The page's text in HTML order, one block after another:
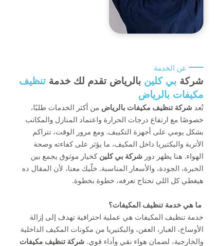
عن الخدمة
شركة بي كلين بالرياض تقدم لك خدمة تنظيف
مكيفات بالرياض
تُعد شركة تنظيف مكيفات بالرياض من أكثر الخدمات طلبًا،
خصوصًا مع ارتفاع درجات الحرارة واعتماد المنازل والمكاتب
بشكل يومي على أجهزة التكييف. ومع مرور الوقت، تتراكم
الأتربة والبكتيريا داخل المكيف، ما يؤثر على كفاءته وصحة
الهواء. هنا يظهر دور شركة بي كلين كخيار موثوق يجمع بين
الخبرة، الجودة، والأسعار المناسبة. خلّيك معنا، لأن المقال ده
هيغطي كل اللي تحتاج تعرفه، خطوة بخطوة.
ما هي خدمة تنظيف المكيفات؟
خدمة تنظيف المكيفات هي عملية احترافية تهدف إلى إزالة
الأوساخ، الغبار، العفن، والبكتيريا من مكونات المكيف الداخلية
والخارجية، لضمان هواء نقي وأداء قوي. شركة تنظيف مكيفات